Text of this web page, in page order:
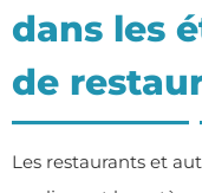
dans les
de
Les restaurants et